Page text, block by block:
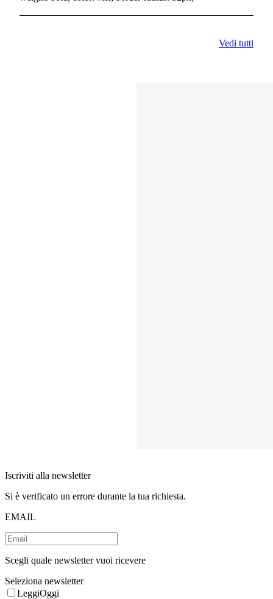
Vedi tutti
Iscriviti alla newsletter
Si è verificato un errore durante la tua richiesta.
EMAIL
Scegli quale newsletter vuoi ricevere
Seleziona newsletter
LeggiOggi